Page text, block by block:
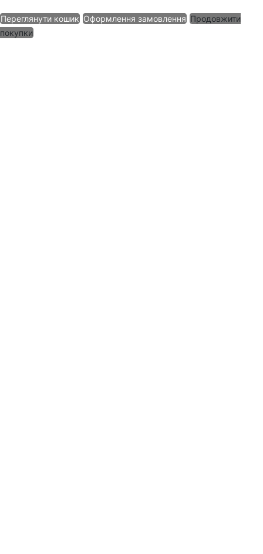
Переглянути кошик Оформлення замовлення Продовжити
покупки